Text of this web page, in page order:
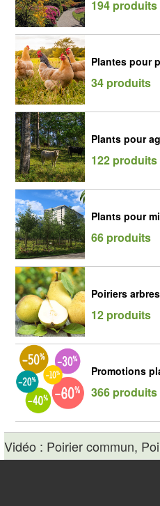
194 produits
Plantes pour
34 produits
Plants pour
122 produits
Plants pour
66 produits
Poiriers
12 produits
Promotions
366 produits
Vidéo : Poirier commun,